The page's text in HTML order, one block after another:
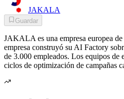
JAKALA
Guardar
JAKALA es una empresa europea
empresa construyó su AI Factory
de 3.000 empleados. Los equipos de
ciclos de optimización de campañas